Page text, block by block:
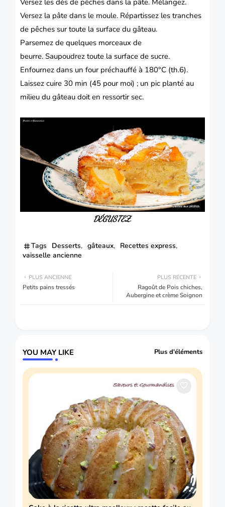
Versez les dés de pêches dans la pâte. Mélangez.
Versez la pâte dans le moule. Répartissez les tranches
de pêches sur toute la surface du gâteau.
Parsemez de quelques morceaux de
beurre. Saupoudrez toute la surface de sucre.
Enfournez dans un four préchauffé à 180°C (th.6).
Laissez cuire 30 min (45 pour moi) ; un pic planté au
milieu du gâteau doit en ressortir sec.
DÉGUSTEZ.
Tags Desserts gâteaux
Recettes express
vaisselle ancienne
PLUS RÉCENTE
Ragoût de Pois chiches,
Aubergine et crème Soignon
PLUS ANCIENNE
Petits pains tressés
YOU MAY LIKE Plus d'éléments